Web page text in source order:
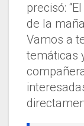
precisó:
de la
Vamos a
temáticas